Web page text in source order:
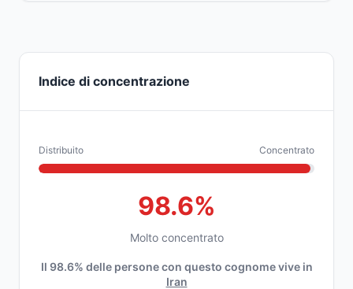
Indice di concentrazione
Distribuito Concentrato
98.6%
Molto concentrato
Il 98.6% delle persone con questo cognome vive in
Iran